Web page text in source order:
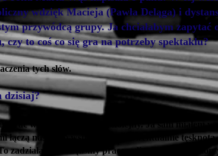
wdzięk Macieja (Pawła Deląga) i
przywódcą grupy. Ja chciałabym zapytać
czy to coś co się gra na potrzeby spektaklu?
tych słów.
dzisiaj?
brać w tym udział po raz kolejny. Ja sam miałem
łączą nas tylko wspomnienia i ewentualnie tęsknota
zadziałało. Zaczęliśmy pracę w listopadzie,